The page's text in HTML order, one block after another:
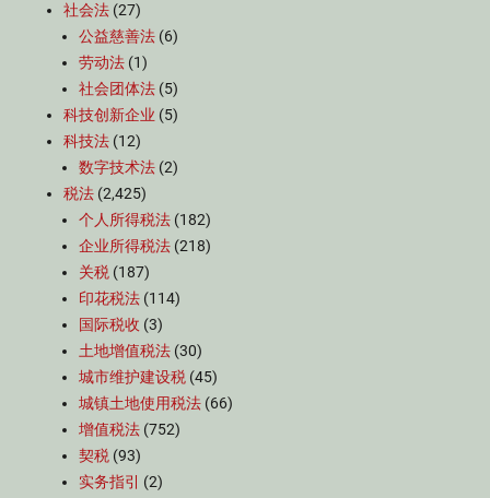
社会法 (27)
公益慈善法 (6)
劳动法 (1)
社会团体法 (5)
科技创新企业 (5)
科技法 (12)
数字技术法 (2)
税法 (2,425)
个人所得税法 (182)
企业所得税法 (218)
关税 (187)
印花税法 (114)
国际税收 (3)
土地增值税法 (30)
城市维护建设税 (45)
城镇土地使用税法 (66)
增值税法 (752)
契税 (93)
实务指引
(2)